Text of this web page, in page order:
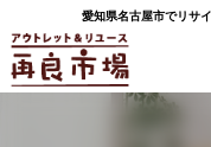
愛知県名古屋市でリサ